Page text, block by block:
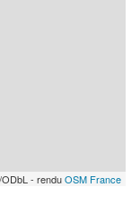
/ODbL - renduOSM France